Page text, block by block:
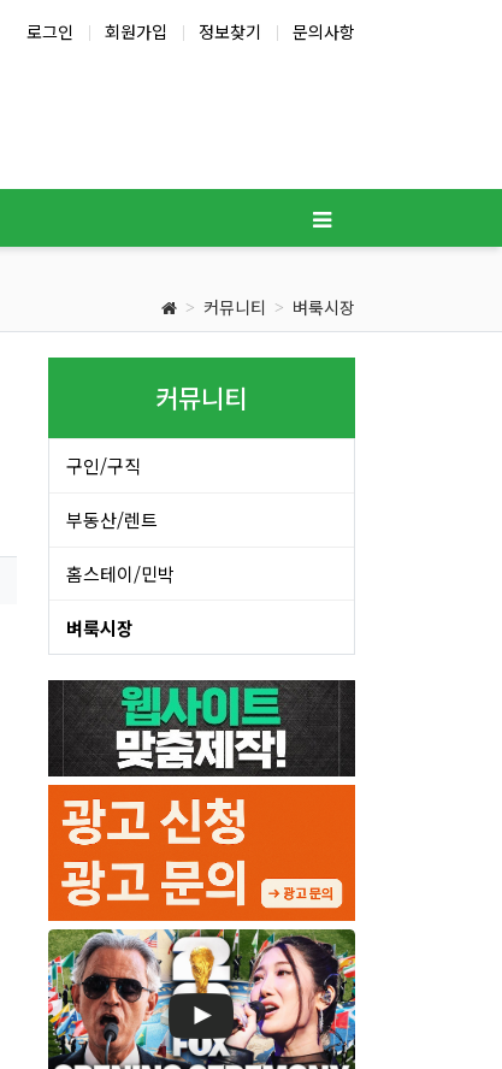
로그인 회원가입 정보찾기 문의사항
커뮤니티 벼룩시장
커뮤니티
구인/구직
부동산/렌트
홈스테이/민박
벼룩시장